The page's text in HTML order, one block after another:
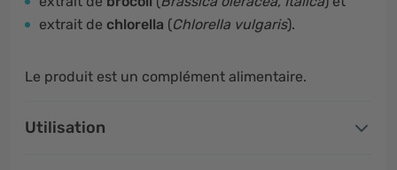
extrait de chlorella (Chlorella vulgaris).
Le produit est un complément alimentaire.
Utilisation